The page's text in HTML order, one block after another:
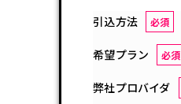
引込方法 必須
希望プラン 必須
弊社プロバイダ